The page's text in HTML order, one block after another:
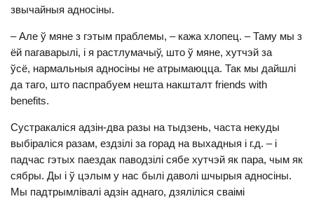
звычайныя адносіны.
– Але ў мяне з гэтым праблемы, – кажа хлопец. – Таму мы з
ёй пагаварылі, і я растлумачыў, што ў мяне, хутчэй за
ўсё, нармальныя адносіны не атрымаюцца. Так мы дайшлі
да таго, што паспрабуем нешта накшталт friends with
benefits.
Сустракаліся адзін-два разы на тыдзень, часта некуды
выбіраліся разам, ездзілі за горад на выхадныя і г.д. – і
падчас гэтых паездак паводзілі сябе хутчэй як пара, чым як
сябры. Ды і ў цэлым у нас былі даволі шчырыя адносіны.
Мы падтрымлівалі адзін аднаго, дзяліліся сваімі